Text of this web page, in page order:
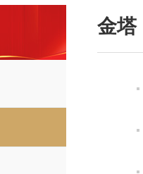
金塔